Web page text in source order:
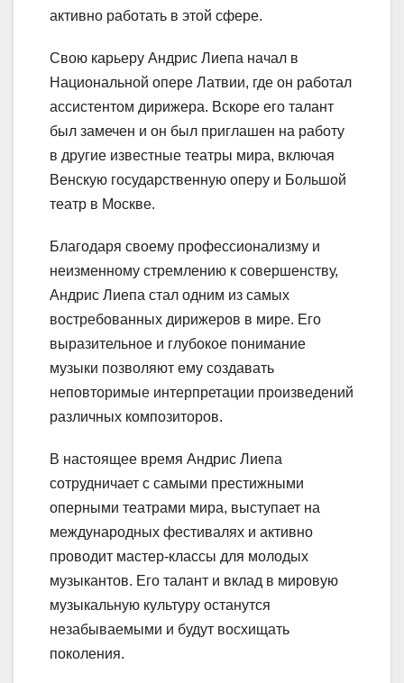
активно работать в этой сфере.
Свою карьеру Андрис Лиепа начал в
Национальной опере Латвии, где он работал
ассистентом дирижера. Вскоре его талант
был замечен и он был приглашен на работу
в другие известные театры мира, включая
Венскую государственную оперу и Большой
театр в Москве.
Благодаря своему профессионализму и
неизменному стремлению к совершенству,
Андрис Лиепа стал одним из самых
востребованных дирижеров в мире. Его
выразительное и глубокое понимание
музыки позволяют ему создавать
неповторимые интерпретации произведений
различных композиторов.
В настоящее время Андрис Лиепа
сотрудничает с самыми престижными
оперными театрами мира, выступает на
международных фестивалях и активно
проводит мастер-классы для молодых
музыкантов. Его талант и вклад в мировую
музыкальную культуру останутся
незабываемыми и будут восхищать
поколения.